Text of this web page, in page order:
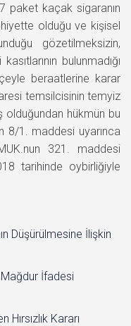
paket kaçak sigaranın
olduğu ve kişisel
gözetilmeksizin,
bulunmadığı
beraatlerine karar
temsilcisinin temyiz
olduğundan hükmün bu
8/1. maddesi uyarınca
321. maddesi
tarihinde oybirliğiyle
Düşürülmesine İlişkin
Mağdur İfadesi
Kararı